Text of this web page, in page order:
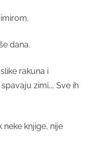
dana.
rakuna i
zimi,… Sve ih
neke knjige, nije